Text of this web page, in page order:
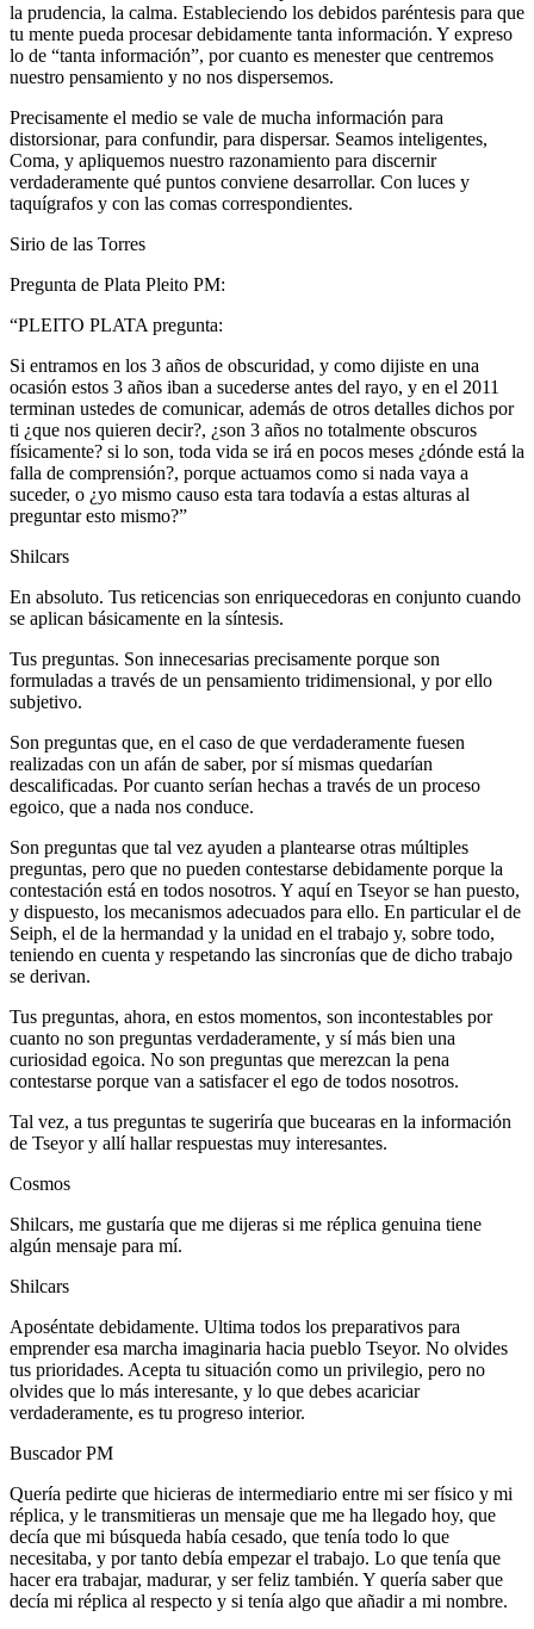
la prudencia, la calma. Estableciendo los debidos paréntesis para que
tu mente pueda procesar debidamente tanta información. Y expreso
lo de “tanta información”, por cuanto es menester que centremos
nuestro pensamiento y no nos dispersemos.
Precisamente el medio se vale de mucha información para
distorsionar, para confundir, para dispersar. Seamos inteligentes,
Coma, y apliquemos nuestro razonamiento para discernir
verdaderamente qué puntos conviene desarrollar. Con luces y
taquígrafos y con las comas correspondientes.
Sirio de las Torres
Pregunta de Plata Pleito PM:
“PLEITO PLATA pregunta:
Si entramos en los 3 años de obscuridad, y como dijiste en una
ocasión estos 3 años iban a sucederse antes del rayo, y en el 2011
terminan ustedes de comunicar, además de otros detalles dichos por
ti ¿que nos quieren decir?, ¿son 3 años no totalmente obscuros
físicamente? si lo son, toda vida se irá en pocos meses ¿dónde está la
falla de comprensión?, porque actuamos como si nada vaya a
suceder, o ¿yo mismo causo esta tara todavía a estas alturas al
preguntar esto mismo?”
Shilcars
En absoluto. Tus reticencias son enriquecedoras en conjunto cuando
se aplican básicamente en la síntesis.
Tus preguntas. Son innecesarias precisamente porque son
formuladas a través de un pensamiento tridimensional, y por ello
subjetivo.
Son preguntas que, en el caso de que verdaderamente fuesen
realizadas con un afán de saber, por sí mismas quedarían
descalificadas. Por cuanto serían hechas a través de un proceso
egoico, que a nada nos conduce.
Son preguntas que tal vez ayuden a plantearse otras múltiples
preguntas, pero que no pueden contestarse debidamente porque la
contestación está en todos nosotros. Y aquí en Tseyor se han puesto,
y dispuesto, los mecanismos adecuados para ello. En particular el de
Seiph, el de la hermandad y la unidad en el trabajo y, sobre todo,
teniendo en cuenta y respetando las sincronías que de dicho trabajo
se derivan.
Tus preguntas, ahora, en estos momentos, son incontestables por
cuanto no son preguntas verdaderamente, y sí más bien una
curiosidad egoica. No son preguntas que merezcan la pena
contestarse porque van a satisfacer el ego de todos nosotros.
Tal vez, a tus preguntas te sugeriría que bucearas en la información
de Tseyor y allí hallar respuestas muy interesantes.
Cosmos
Shilcars, me gustaría que me dijeras si me réplica genuina tiene
algún mensaje para mí.
Shilcars
Aposéntate debidamente. Ultima todos los preparativos para
emprender esa marcha imaginaria hacia pueblo Tseyor. No olvides
tus prioridades. Acepta tu situación como un privilegio, pero no
olvides que lo más interesante, y lo que debes acariciar
verdaderamente, es tu progreso interior.
Buscador PM
Quería pedirte que hicieras de intermediario entre mi ser físico y mi
réplica, y le transmitieras un mensaje que me ha llegado hoy, que
decía que mi búsqueda había cesado, que tenía todo lo que
necesitaba, y por tanto debía empezar el trabajo. Lo que tenía que
hacer era trabajar, madurar, y ser feliz también. Y quería saber que
decía mi réplica al respecto y si tenía algo que añadir a mi nombre.